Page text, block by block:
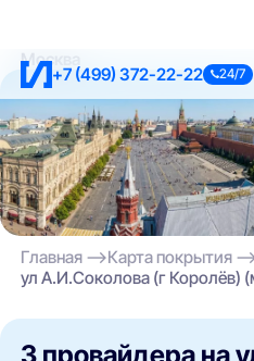
+7 (499) 372-22-22 24/7
Москва
Главная
Карта покрытия
ул А.И.Соколова (г Королёв)